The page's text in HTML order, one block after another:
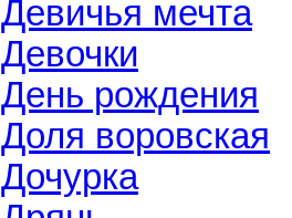
Девичья мечта
Девочки
День рождения
Доля воровская
Дочурка